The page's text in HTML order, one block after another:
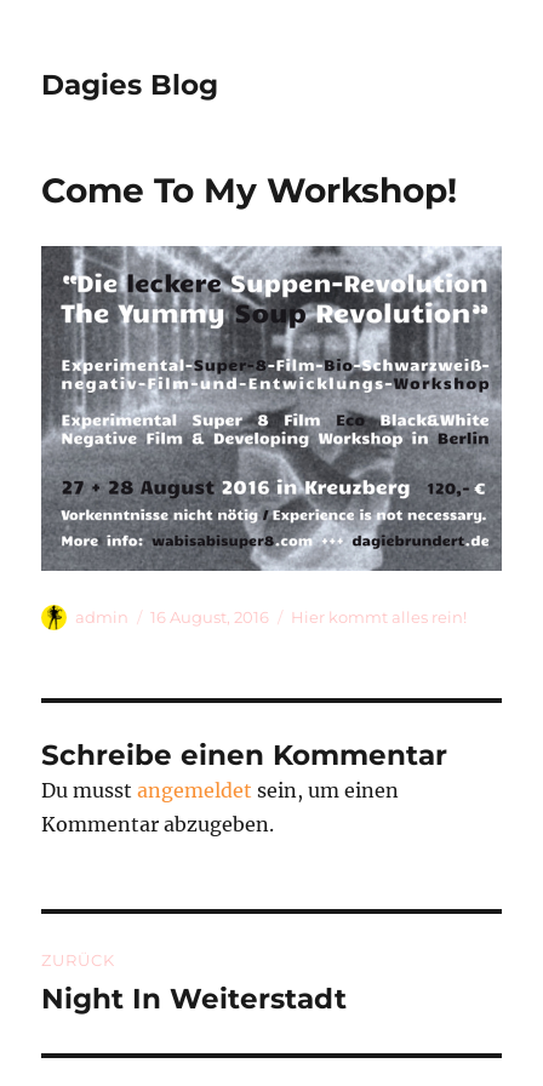
Dagies Blog
Come To My Workshop!
Autor
admin
Veröffentlicht
16 August, 2016 Kategorien
Hier kommt alles rein!
Schreibe einen Kommentar
Du musstangemeldet sein, um einen
Kommentar abzugeben.
ZURÜCK
Vorheriger
Night In Weiterstadt